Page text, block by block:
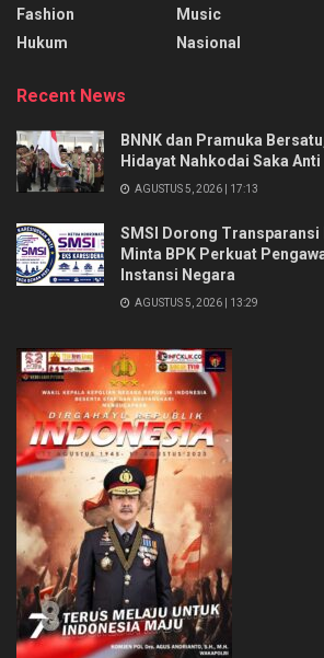
Fashion
Hukum
Music
Nasional
Recent News
BNNK dan Pramuka
Hidayat Nahkodai Saka
AGUSTUS 5, 2026 | 17:13
SMSI Dorong Transparansi
Minta BPK Perkuat
Instansi Negara
AGUSTUS 5, 2026 | 13:29